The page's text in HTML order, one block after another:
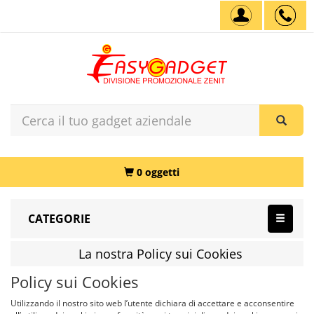
0 oggetti
CATEGORIE
La nostra Policy sui Cookies
Policy sui Cookies
Utilizzando il nostro sito web l’utente dichiara di accettare e acconsentire